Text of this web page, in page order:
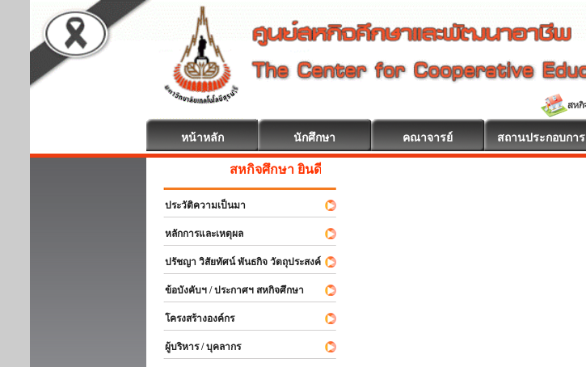
หน้าหลัก นักศึกษา คณาจารย์ สถานประกอบการ
สหกิจศึกษา ยินดีต้อนรับ
ประวัติความเป็นมา
หลักการและเหตุผล
ปรัชญา วิสัยทัศน์ พันธกิจ วัตถุประสงค์
ข้อบังคับฯ / ประกาศฯ สหกิจศึกษา
โครงสร้างองค์กร
ผู้บริหาร / บุคลากร